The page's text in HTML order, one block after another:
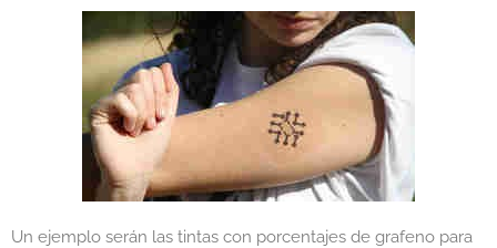
Un ejemplo serán las tintas con porcentajes de grafeno para